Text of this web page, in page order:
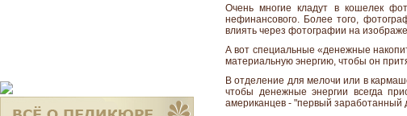
Очень многие кладут в кошелек
нефинансового. Более того,
влиять через фотографии на
А вот специальные «денежные
материальную энергию, чтобы он
В отделение для мелочи или в
чтобы денежные энергии всегда
американцев - "первый